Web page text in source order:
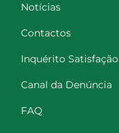
Notícias
Contactos
Inquérito Satisfação
Canal da Denúncia
FAQ